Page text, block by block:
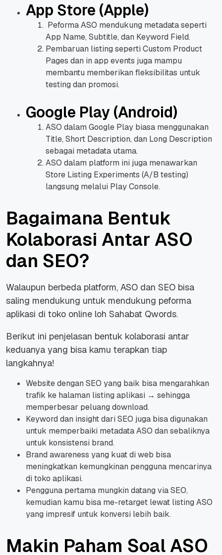
App Store (Apple)
Peforma ASO mendukung metadata seperti
App Name, Subtitle, dan Keyword Field.
Pembaruan listing seperti Custom Product
Pages dan in app events juga mampu
membantu memberikan fleksibilitas untuk
testing dan promosi.
Google Play (Android)
ASO dalam Google Play biasa menggunakan
Title, Short Description, dan Long Description
sebagai metadata utama.
ASO dalam platform ini juga menawarkan
Store Listing Experiments (A/B testing)
langsung melalui Play Console.
Bagaimana Bentuk
Kolaborasi Antar ASO
dan SEO?
Walaupun berbeda platform, ASO dan SEO bisa
saling mendukung untuk mendukung peforma
aplikasi di toko online loh Sahabat Qwords.
Berikut ini penjelasan bentuk kolaborasi antar
keduanya yang bisa kamu terapkan tiap
langkahnya!
Website dengan SEO yang baik bisa mengarahkan
trafik ke halaman listing aplikasi → sehingga
memperbesar peluang download.
Keyword dan insight dari SEO juga bisa digunakan
untuk memperbaiki metadata ASO dan sebaliknya
untuk konsistensi brand.
Brand awareness yang kuat di web bisa
meningkatkan kemungkinan pengguna mencarinya
di toko aplikasi.
Pengguna pertama mungkin datang via SEO,
kemudian kamu bisa me-retarget lewat listing ASO
yang impresif untuk konversi lebih baik.
Makin Paham Soal ASO